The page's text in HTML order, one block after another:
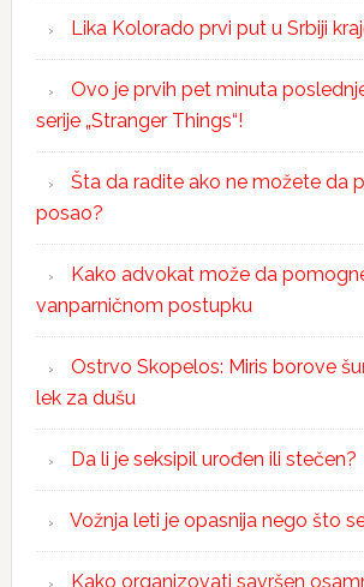
Lika Kolorado prvi put u Srbiji
Ovo je prvih pet minuta
serije „Stranger Things“!
Šta da radite ako ne možete da
posao?
Kako advokat može da
vanparničnom postupku
Ostrvo Skopelos: Miris borove
lek za dušu
Da li je seksipil urođen ili stečen?
Vožnja leti je opasnija nego što
Kako organizovati savršen